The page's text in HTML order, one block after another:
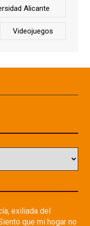
Alicante
Videojuegos
exiliada del
que mi hogar no